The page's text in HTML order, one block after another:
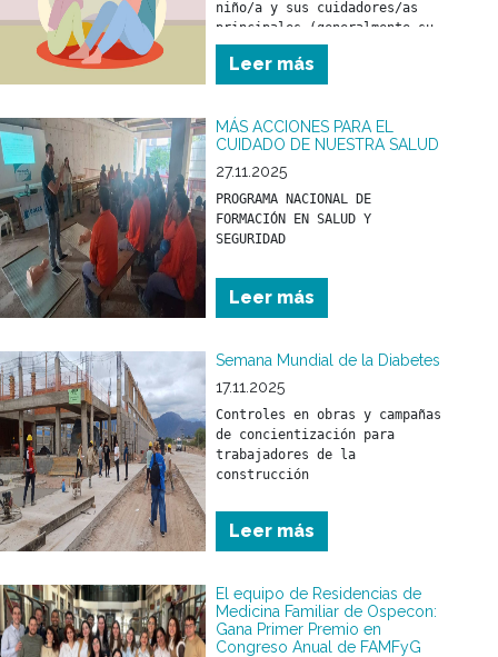
niño/a y sus cuidadores/as
principales (generalmente su
madre y/o padre) desde los
primeros meses de vida.
Leer más
MÁS ACCIONES PARA EL
CUIDADO DE NUESTRA SALUD
27.11.2025
PROGRAMA NACIONAL DE
FORMACIÓN EN SALUD Y
SEGURIDAD
Leer más
Semana Mundial de la Diabetes
17.11.2025
Controles en obras y campañas
de concientización para
trabajadores de la
construcción
Leer más
El equipo de Residencias de
Medicina Familiar de Ospecon:
Gana Primer Premio en
Congreso Anual de FAMFyG